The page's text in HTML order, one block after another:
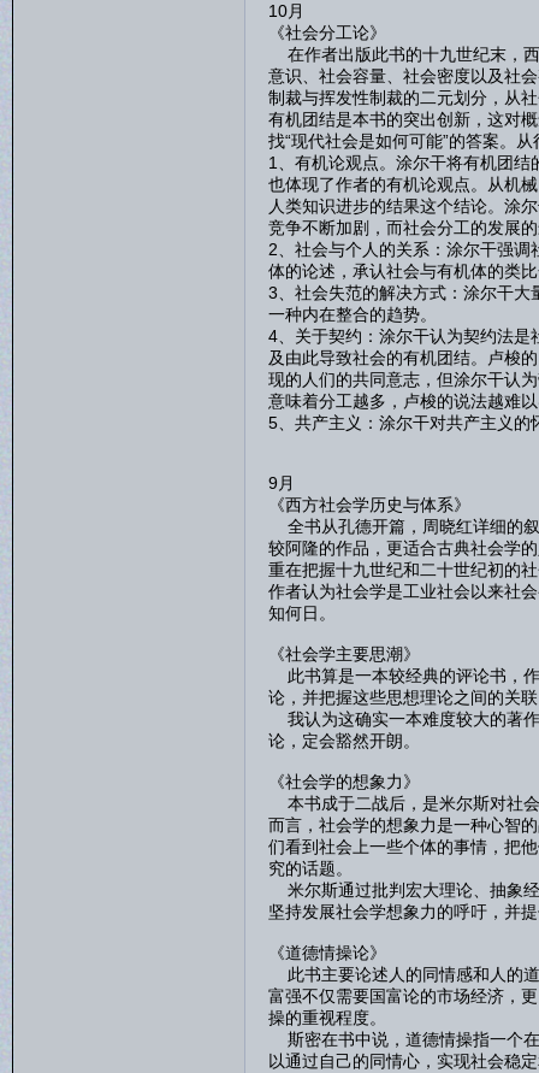
10月
《社会分工论》
在作者出版此书的十九世纪末，
意识、社会容量、社会密度以及社
制裁与挥发性制裁的二元划分，从
有机团结是本书的突出创新，这对
找“现代社会是如何可能”的答案。
1、有机论观点。涂尔干将有机团
也体现了作者的有机论观点。从机
人类知识进步的结果这个结论。涂
竞争不断加剧，而社会分工的发展
2、社会与个人的关系：涂尔干强
体的论述，承认社会与有机体的类
3、社会失范的解决方式：涂尔干
一种内在整合的趋势。
4、关于契约：涂尔干认为契约法
及由此导致社会的有机团结。卢梭
现的人们的共同意志，但涂尔干认
意味着分工越多，卢梭的说法越难
5、共产主义：涂尔干对共产主义
9月
《西方社会学历史与体系》
全书从孔德开篇，周晓红详细的
较阿隆的作品，更适合古典社会学
重在把握十九世纪和二十世纪初的
作者认为社会学是工业社会以来社
知何日。
《社会学主要思潮》
此书算是一本较经典的评论书，
论，并把握这些思想理论之间的关
我认为这确实一本难度较大的著
论，定会豁然开朗。
《社会学的想象力》
本书成于二战后，是米尔斯对社
而言，社会学的想象力是一种心智
们看到社会上一些个体的事情，把
究的话题。
米尔斯通过批判宏大理论、抽象
坚持发展社会学想象力的呼吁，并
《道德情操论》
此书主要论述人的同情感和人的
富强不仅需要国富论的市场经济，
操的重视程度。
斯密在书中说，道德情操指一个
以通过自己的同情心，实现社会稳